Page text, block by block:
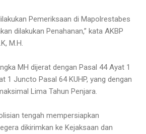
Pemeriksaan di Mapolrestabes
dilakukan Penahanan,” kata AKBP
M.H.
MH dijerat dengan Pasal 44 Ayat 1
1 Juncto Pasal 64 KUHP, yang dengan
Lima Tahun Penjara.
tengah mempersiapkan
dikirimkan ke Kejaksaan dan